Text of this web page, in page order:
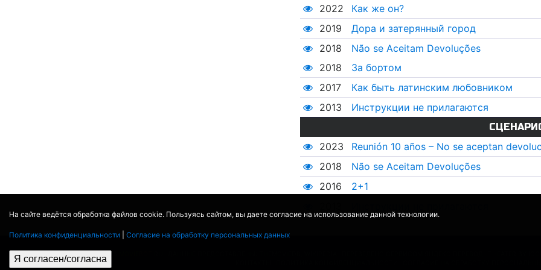
На сайте ведётся обработка файлов cookie. Пользуясь сайтом, вы даете согласие на использование данной технологии.
Политика конфиденциальности Согласие на обработку персональных данных
Я согласен/согласна
2022
Как же он?
2019
Дора и затерянный город
2018
Não se Aceitam Devoluções
2018
За бортом
2017
Как быть латинским любовником
2013
Инструкции не прилагаются
2023
Reunión 10 años – No se aceptan
2018
Não se Aceitam Devoluções
2016
2+1